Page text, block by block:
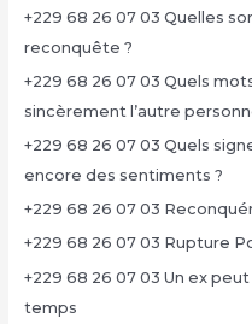
+229 68 26 07 03 Quelles
reconquête ?
+229 68 26 07 03 Quels
sincèrement l’autre
+229 68 26 07 03 Quels
encore des sentiments ?
+229 68 26 07 03
+229 68 26 07 03 Rupture
+229 68 26 07 03 Un ex
temps